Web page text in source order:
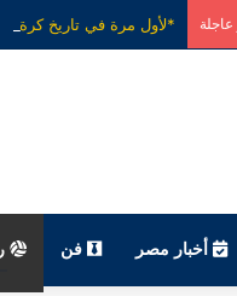
عاجلة
أخبار مصر فن